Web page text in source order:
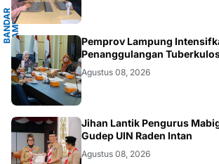
B
A
N
D
A
R
L
A
M
P
U
N
G
.
L
A
M
P
U
N
.LAMPUNG
Pemprov Lampung
Penanggulangan
Agustus 08, 2026
.LAMPUNG
Jihan Lantik Pengurus
Gudep UIN Raden Intan
Agustus 08, 2026